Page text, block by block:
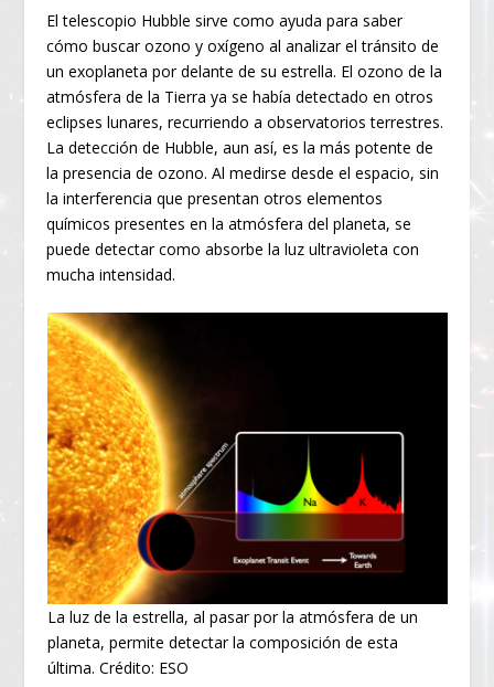
El telescopio Hubble sirve como ayuda para saber
cómo buscar ozono y oxígeno al analizar el tránsito de
un exoplaneta por delante de su estrella. El ozono de la
atmósfera de la Tierra ya se había detectado en otros
eclipses lunares, recurriendo a observatorios terrestres.
La detección de Hubble, aun así, es la más potente de
la presencia de ozono. Al medirse desde el espacio, sin
la interferencia que presentan otros elementos
químicos presentes en la atmósfera del planeta, se
puede detectar como absorbe la luz ultravioleta con
mucha intensidad.
La luz de la estrella, al pasar por la atmósfera de un
planeta, permite detectar la composición de esta
última. Crédito: ESO